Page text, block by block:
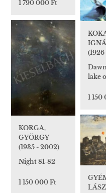
1 790 000 Ft
lake
1
KORGA,
GYÖRGY
(1935 - 2002)
Night 81-82
1 150 000 Ft